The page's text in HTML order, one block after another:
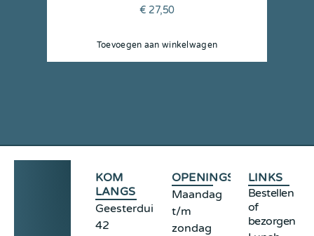
€ 27,50
Toevoegen aan winkelwagen
KOM
LANGS
Geesterduinweg
42
OPENINGSTIJDEN
Maandag
t/m
zondag
LINKS
Bestellen
of
bezorgen